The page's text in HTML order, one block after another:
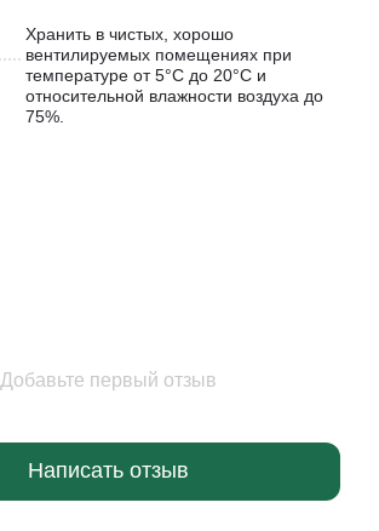
Хранить в чистых, хорошо
вентилируемых помещениях при
температуре от 5°C до 20°C и
относительной влажности воздуха до
75%.
Добавьте первый отзыв
Написать отзыв